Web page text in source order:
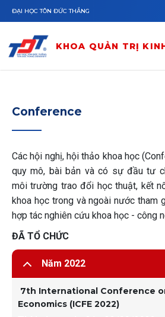
Nhảy đến nội dung
ĐẠI HỌC TÔN ĐỨC THẮNG
KHOA QUẢN TRỊ
Conference
Các hội nghị, hội thảo khoa học
quy mô, bài bản và có sự đầu tư
môi trường trao đổi học thuật, kết
khoa học trong và ngoài nước tham
hợp tác nghiên cứu khoa học - công
ĐÃ TỔ CHỨC
Năm 2022
7th International Conference
Economics (ICFE 2022)